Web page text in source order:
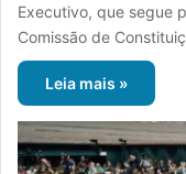
Executivo, que segue
Comissão de
Leia mais »